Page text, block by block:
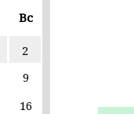
Вс
2
9
16